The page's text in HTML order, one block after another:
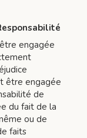
engagée
être engagée
de
du fait de la
ou de
faits